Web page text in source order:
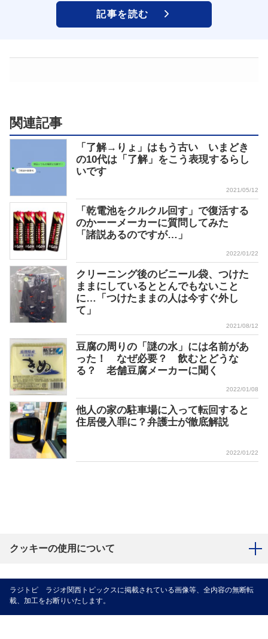
記事を読む
関連記事
「了解→りょ」はもう古い いまどき
の10代は「了解」をこう表現するらし
いです
2021/05/12
「乾電池をクルクル回す」で復活する
のかーーメーカーに質問してみた
「諸説あるのですが…」
2022/01/22
クリーニング後のビニール袋、つけた
ままにしているととんでもないこと
に…「つけたままの人は今すぐ外し
て」
2021/08/12
豆腐の周りの「謎の水」には名前があ
った！ なぜ必要？ 飲むとどうな
る？ 老舗豆腐メーカーに聞く
2022/01/08
他人の家の駐車場に入って転回すると
住居侵入罪に？弁護士が徹底解説
2022/01/22
クッキーの使用について
ラジトピ ラジオ関西トピックスに掲載されている画像等、全内容の無断転
載、加工をお断りいたします。